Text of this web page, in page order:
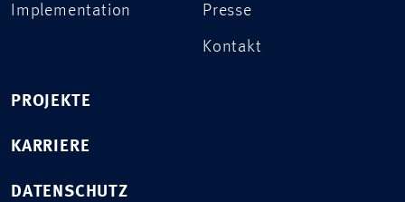
Implementation Presse
Kontakt
PROJEKTE
KARRIERE
DATENSCHUTZ